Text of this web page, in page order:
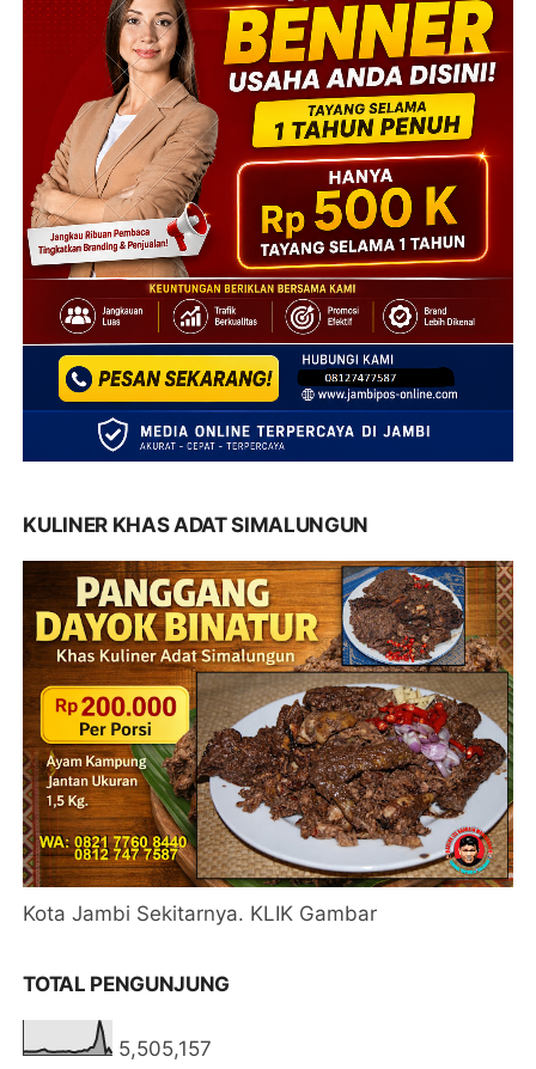
KULINER KHAS ADAT SIMALUNGUN
Kota Jambi Sekitarnya. KLIK Gambar
TOTAL PENGUNJUNG
5,505,157